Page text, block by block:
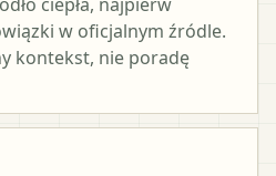
w oficjalnym źródle.
kontekst, nie poradę